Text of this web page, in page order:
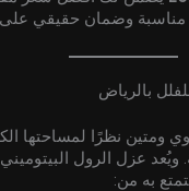
وضمان حقيقي على
بالرياض
ومتين نظرًا لمساحتها
ويُعد عزل الرول البيتوميني
به من: